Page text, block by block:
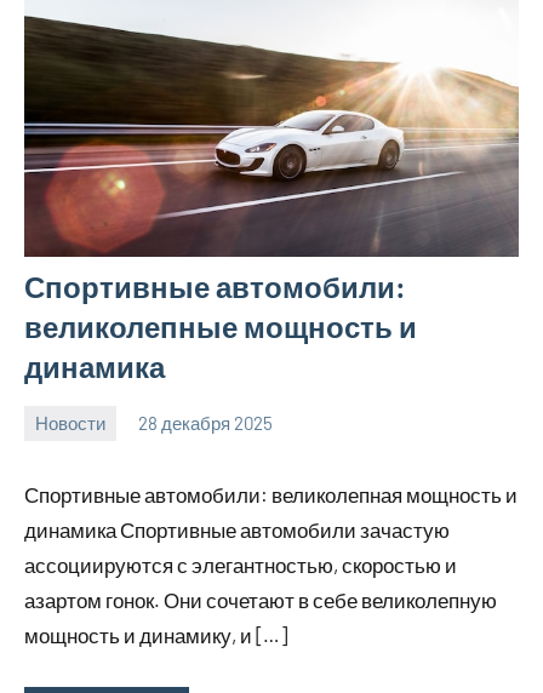
Спортивные автомобили:
великолепные мощность и
динамика
Новости 28 декабря 2025
Спортивные автомобили: великолепная мощность и
динамика Спортивные автомобили зачастую
ассоциируются с элегантностью, скоростью и
азартом гонок. Они сочетают в себе великолепную
мощность и динамику, и […]